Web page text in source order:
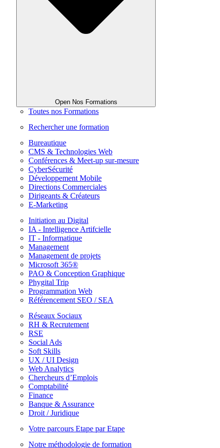
Open Nos Formations
Toutes nos Formations
Rechercher une formation
Bureautique
CMS & Technologies Web
Conférences & Meet-up sur-mesure
CyberSécurité
Développement Mobile
Directions Commerciales
Dirigeants & Créateurs
E-Marketing
Initiation au Digital
IA - Intelligence Artifcielle
IT - Informatique
Management
Management de projets
Microsoft 365®
PAO & Conception Graphique
Phygital Trip
Programmation Web
Référencement SEO / SEA
Réseaux Sociaux
RH & Recrutement
RSE
Social Ads
Soft Skills
UX / UI Design
Web Analytics
Chercheurs d’Emplois
Comptabilité
Finance
Banque & Assurance
Droit / Juridique
Votre parcours Etape par Etape
Notre méthodologie de formation